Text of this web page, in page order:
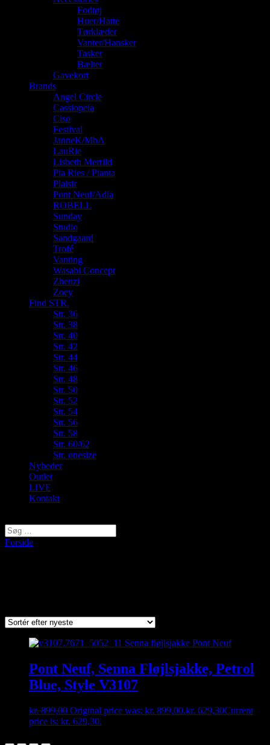
Fodtøj
Huer/Hatte
Tørklæder
Vanter/Hansker
Tasker
Bælter
Gavekort
Brands
Angel Circle
Cassiopeia
Ciso
Festival
JanneK/MbA
LauRie
Lisbeth Merrild
Pia Ries / Pianta
Plaisir
Pont Neuf/Adia
ROBELL
Sunday
Studio
Sandgaard
Trofé
Vanting
Wasabi Concept
Zhenzi
Zoey
Find STR.
Str. 36
Str. 38
Str. 40
Str. 42
Str. 44
Str. 46
Str. 48
Str. 50
Str. 52
Str. 54
Str. 56
Str. 58
Str. 60/62
Str. onesize
Nyheder
Outlet
LIVE
Kontakt
Forside
Pont Neuf, Senna Fløjlsjakke, Petrol
Blue, Style V3107
kr.899,00 Original price was: kr. 899,00.kr. 629,30Current
price is: kr. 629,30.